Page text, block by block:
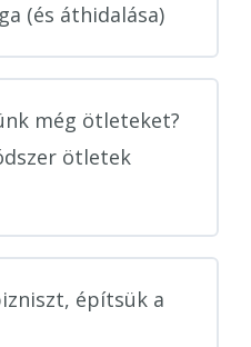
(és áthidalása)
még ötleteket?
ötletek
építsük a